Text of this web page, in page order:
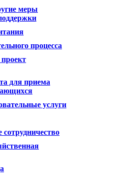
меры
процесса
для приема
услуги